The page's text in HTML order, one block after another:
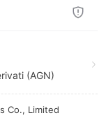
(AGN)
Co., Limited